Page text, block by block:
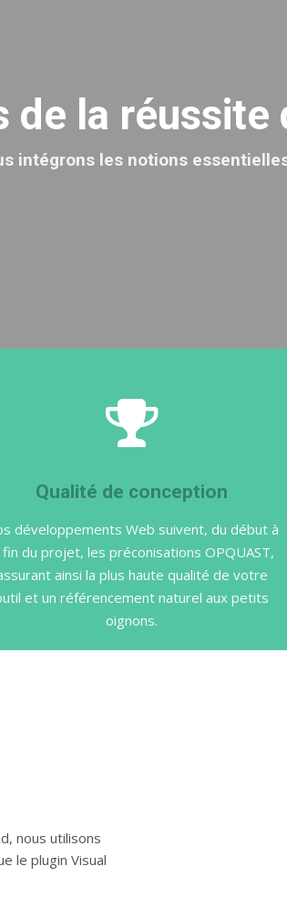
de la
intégrons les notions
Qualité de conception
développements Web suivent, du début à
fin du projet, les préconisations OPQUAST,
ainsi la plus haute qualité de votre
et un référencement naturel aux petits
oignons.
nous utilisons
le plugin Visual